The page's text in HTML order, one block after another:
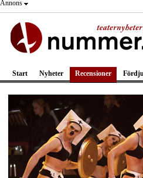
Annons
Start Nyheter Recensioner